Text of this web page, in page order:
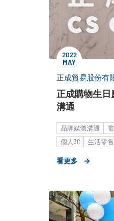
2022
MAY
正成貿易股份有
正成購物生日
溝通
品牌媒體溝通
個人3C
生活零
看更多